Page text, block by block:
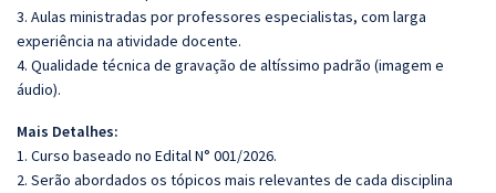
3. Aulas ministradas por professores especialistas, com larga
experiência na atividade docente.
4. Qualidade técnica de gravação de altíssimo padrão (imagem e
áudio).
Mais Detalhes:
1. Curso baseado no Edital N° 001/2026.
2. Serão abordados os tópicos mais relevantes de cada disciplina